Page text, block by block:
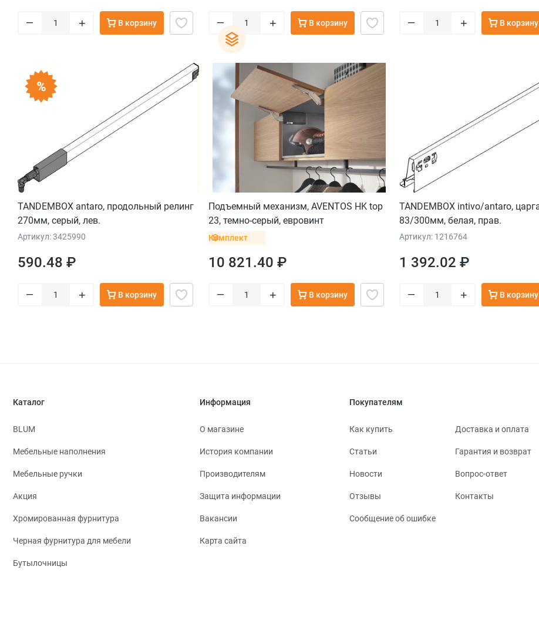
– + В корзину – + В корзину – + В корзину
TANDEMBOX antaro, продольный релинг
270мм, серый, лев.
Артикул: 3425990
590.48 ₽
– + В корзину
Подъемный механизм, AVENTOS HK top
23, темно-серый, евровинт
Комплект
10 821.40 ₽
– + В корзину
TANDEMBOX intivo/antaro,
83/300мм, белая, прав.
Артикул: 1216764
1 392.02 ₽
– + В корзину
Каталог
BLUM
Мебельные наполнения
Мебельные ручки
Акция
Хромированная фурнитура
Черная фурнитура для мебели
Бутылочницы
Информация
О магазине
История компании
Производителям
Защита информации
Вакансии
Карта сайта
Покупателям
Как купить Доставка и оплата
Статьи Гарантия и возврат
Новости Вопрос-ответ
Отзывы Контакты
Сообщение об ошибке